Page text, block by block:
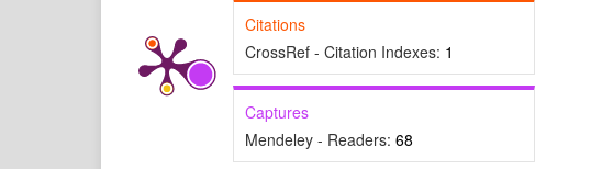
Citations
CrossRef - Citation Indexes: 1
Captures
Mendeley - Readers: 68